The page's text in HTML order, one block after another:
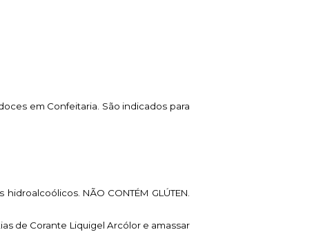
em Confeitaria. São indicados para
NÃO CONTÉM GLÚTEN.
de Corante Liquigel Arcólor e amassar